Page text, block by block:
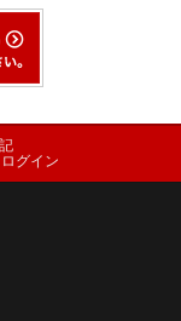
ログイン